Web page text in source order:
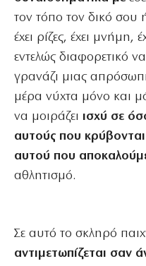
τον τόπο τον δικό
έχει ρίζες, έχει μνήμη,
εντελώς διαφορετικό
γρανάζι μιας
μέρα νύχτα μόνο και
να μοιράζει ισχύ σε
αυτούς που
αυτού που
αθλητισμό.
Σε αυτό το σκληρό
αντιμετωπίζεται σαν